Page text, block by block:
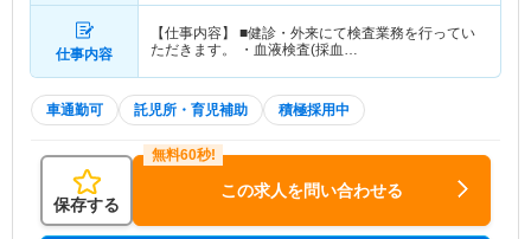
仕事内容
【仕事内容】 ■健診・外来にて検査業務を行ってい
ただきます。 ・血液検査(採血…
車通勤可 託児所・育児補助 積極採用中
保存する
この求人を問い合わせる